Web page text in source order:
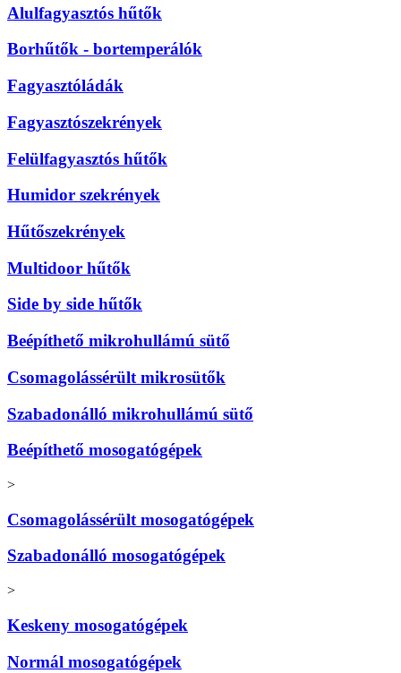
Alulfagyasztós hűtők
Borhűtők - bortemperálók
Fagyasztóládák
Fagyasztószekrények
Felülfagyasztós hűtők
Humidor szekrények
Hűtőszekrények
Multidoor hűtők
Side by side hűtők
Beépíthető mikrohullámú sütő
Csomagolássérült mikrosütők
Szabadonálló mikrohullámú sütő
Beépíthető mosogatógépek
>
Csomagolássérült mosogatógépek
Szabadonálló mosogatógépek
>
Keskeny mosogatógépek
Normál mosogatógépek